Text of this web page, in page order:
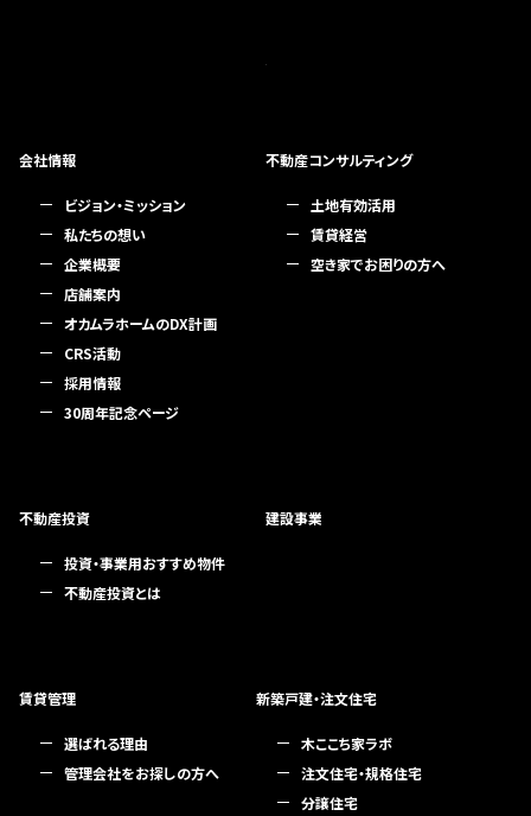
会社情報
ビジョン・ミッション
私たちの想い
企業概要
店舗案内
オカムラホームのDX計画
CRS活動
採用情報
30周年記念ページ
不動産コンサルティング
土地有効活用
賃貸経営
空き家でお困りの方へ
不動産投資
投資・事業用おすすめ物件
不動産投資とは
建設事業
賃貸管理
選ばれる理由
管理会社をお探しの方へ
新築戸建・注文住宅
木ここち家ラボ
注文住宅・規格住宅
分譲住宅